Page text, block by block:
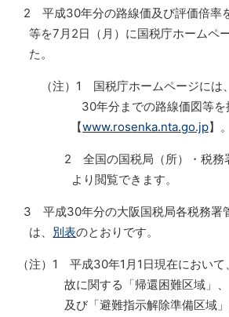
2 平成30年分の路線価及び評価倍率
等を7月2日（月）に国税庁ホームペ
た。
（注）1
国税庁ホームページには
30年分までの路線価図等
【www.rosenka.nta.go.jp】。
2
全国の国税局（所）・税務
より閲覧できます。
3 平成30年分の大阪国税局各税務署
は、 別表のとおりです。
（注）1 平成30年1月1日現在におい
故に関する「帰還困難区域」
及び「避難指示解除準備区域